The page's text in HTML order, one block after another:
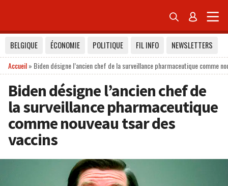
 
BELGIQUE ÉCONOMIE POLITIQUE FIL INFO
NEWSLETTERS
Accueil» Biden désigne l’ancien chef de la surveillance pharmaceutique comme
Biden désigne l’ancien chef de
la surveillance pharmaceutique
comme nouveau tsar des
vaccins